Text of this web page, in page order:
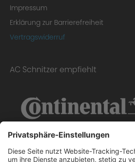
Impressum
Erklärung zur Barrierefreiheit
Vertragswiderruf
AC Schnitzer empfiehlt